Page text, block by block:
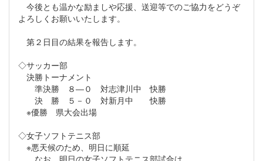
今後とも温かな励ましや応援、送迎等でのご協力をどうぞ
よろしくお願いいたします。
第２日目の結果を報告します。
◇サッカー部
決勝トーナメント
準決勝 ８―０ 対志津川中 快勝
決 勝 ５－０ 対新月中 快勝
※優勝 県大会出場
◇女子ソフトテニス部
※悪天候のため、明日に順延